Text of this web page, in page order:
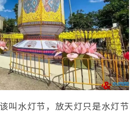
叫水灯节，放天灯只是水灯节